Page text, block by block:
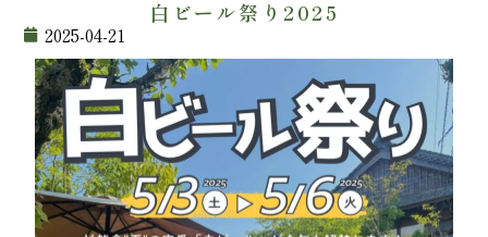
白ビール祭り2025
2025-04-21